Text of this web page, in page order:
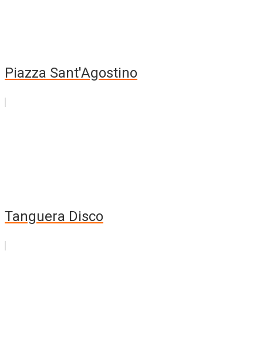
Piazza Sant'Agostino
Tanguera Disco